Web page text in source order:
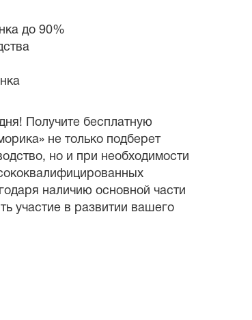
до 90%
Получите бесплатную
не только подберет
но и при необходимости
наличию основной части
участие в развитии вашего